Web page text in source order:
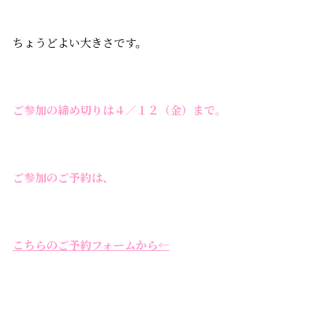
ちょうどよい大きさです。
ご参加の締め切りは４／１２（金）まで。
ご参加のご予約は、
こちらのご予約フォームから←